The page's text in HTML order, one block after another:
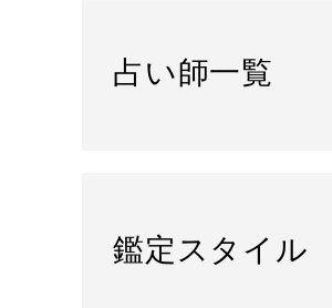
占い師一覧
鑑定スタイル